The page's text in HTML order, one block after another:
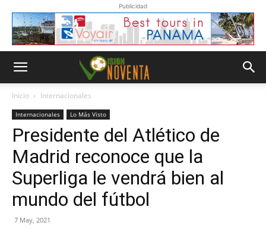
Publicidad
Inicio Internacionales
Internacionales Lo Más Visto
Presidente del Atlético de
Madrid reconoce que la
Superliga le vendrá bien al
mundo del fútbol
7 May, 2021